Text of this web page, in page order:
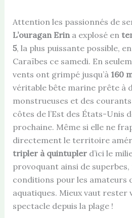
Attention les passionnés de
L’ouragan Erina explosé en
5, la plus puissante possible,
Caraïbes ce samedi. En
vents ont grimpé jusqu’à 160
véritable bête marine prête à
monstrueuses et des
côtes de l’Est des États-Unis
prochaine. Même si elle ne
directement le territoire
tripler à quintuplerd’ici le
provoquant ainsi de superbes,
conditions pour les amateurs
aquatiques. Mieux vaut
spectacle depuis la plage !